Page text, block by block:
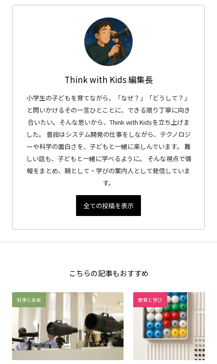
Think with Kids 編集長
小学生の子どもを育てながら、「なぜ？」「どうして？」
と問いかけるその一言ひとことに、できる限り丁寧に向き
合いたい。そんな思いから、Think with Kidsを立ち上げま
した。 普段はシステム開発の仕事をしながら、テクノロジ
ーや科学の面白さを、子どもと一緒に楽しんでいます。 難
しい話も、子どもと一緒に学べるように。 そんな視点で情
報をまとめ、親として・学びの案内人として発信していま
す。
全ての投稿を表示
こちらの記事もおすすめ
科学と未来 教育と学び